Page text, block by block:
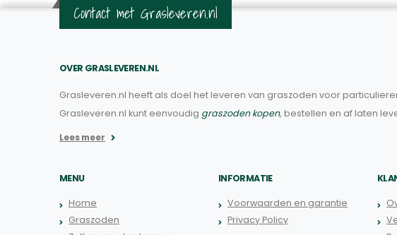
Contact met Grasleveren.nl
OVER GRASLEVEREN.NL
Grasleveren.nl heeft als doel het leveren van graszoden voor
Grasleveren.nl kunt eenvoudig graszoden kopen, bestellen en af laten
Lees meer
MENU
Home
Graszoden
INFORMATIE
Voorwaarden en garantie
Privacy Policy